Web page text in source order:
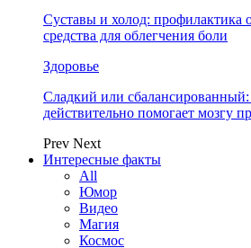
Суставы и холод: профилактика
средства для облегчения боли
Здоровье
Сладкий или сбалансированный:
действительно помогает мозгу
Prev Next
Интересные факты
All
Юмор
Видео
Магия
Космос